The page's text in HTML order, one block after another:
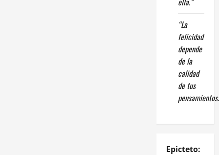
“La
felicidad
depende
de la
calidad
de tus
Epicteto: